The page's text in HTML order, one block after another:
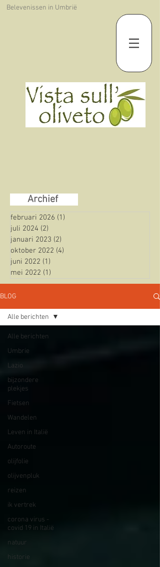
Belevenissen in Umbrië
Archief
februari 2026 (1)
juli 2024 (2)
januari 2023 (2)
oktober 2022 (4)
juni 2022 (1)
mei 2022 (1)
BLOG
Alle berichten
Umbrie
Lazio
bijzondere
plekjes
Fietsen
Wandelen
Leven in Italië
Autoroute
olijfolie
olijvenpluk
reizen
ik vertrek
corona virus -
covid 19 in Italië
natuur
historie
Alle berichten